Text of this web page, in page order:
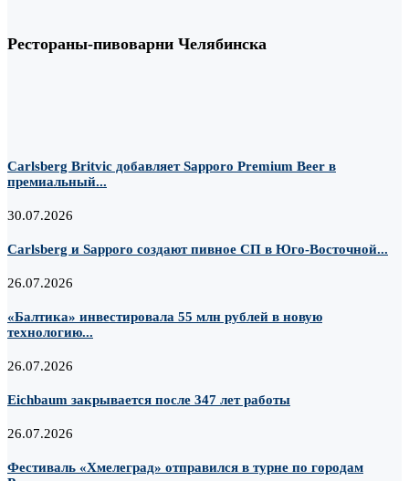
Рестораны-пивоварни Челябинска
Carlsberg Britvic добавляет Sapporo Premium Beer в
премиальный...
30.07.2026
Carlsberg и Sapporo создают пивное СП в Юго-Восточной...
26.07.2026
«Балтика» инвестировала 55 млн рублей в новую
технологию...
26.07.2026
Eichbaum закрывается после 347 лет работы
26.07.2026
Фестиваль «Хмелеград» отправился в турне по городам